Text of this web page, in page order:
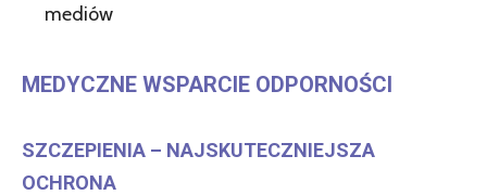
mediów
MEDYCZNE WSPARCIE ODPORNOŚCI
SZCZEPIENIA – NAJSKUTECZNIEJSZA
OCHRONA